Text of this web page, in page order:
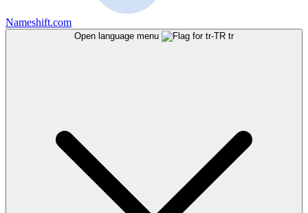
Nameshift.com
Open language menu tr